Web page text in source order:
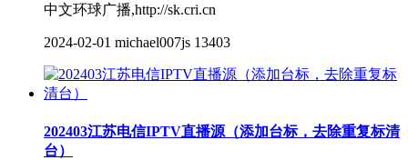
中文环球广播,http://sk.cri.cn
2024-02-01 michael007js 13403
202403江苏电信IPTV直播源（添加台标，去除重复标清
台）